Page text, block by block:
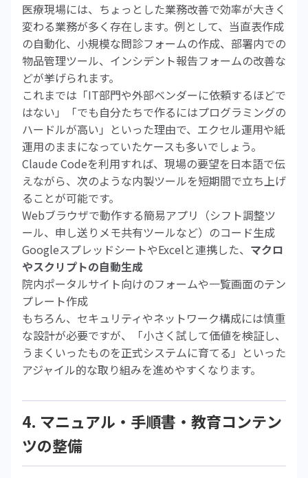
医療現場には、ちょっとした業務改善で効率が大きく
変わる業務が多く存在します。例として、当直表作成
の自動化、小規模な問診フォームの作成、部署内での
物品管理ツール、インシデント報告フォームの改善な
どが挙げられます。
これまでは「IT部門や外部ベンダーに依頼するほどで
はない」「でも自分たちで作るにはプログラミングの
ハードルが高い」といった理由で、エクセル運用や紙
運用のままになっていたケースも多いでしょう。
Claude Codeを利用すれば、現場の要望を日本語で伝
えながら、次のような内製ツールを短期間で立ち上げ
ることが可能です。
Webブラウザで動作する簡易アプリ（シフト調整ツ
ール、申し送りメモ共有ツールなど）のコード生成
GoogleスプレッドシートやExcelと連携した、 マクロ
やスクリプトの自動生成
院内ポータルサイト向けのフォームや一覧画面のテン
プレート作成
もちろん、セキュリティやネットワーク構成には慎重
な設計が必要ですが、「小さく試して価値を検証し、
うまくいったものを正式システムに育てる」といった
アジャイル的な取り組みを進めやすくなります。
4. マニュアル・手順書・教育コンテン
ツの整備